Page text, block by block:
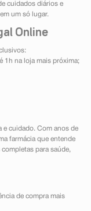
cuidados diários e
um só lugar.
Online
1h na loja mais próxima;
e cuidado. Com anos de
farmácia que entende
para saúde,
de compra mais